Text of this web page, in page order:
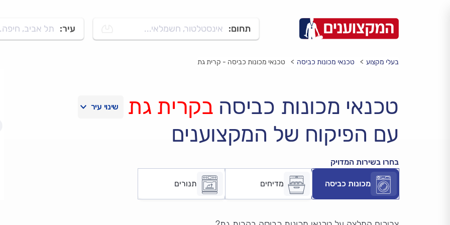
תחום: אינסטלטור, חשמלאי... עיר: תל אביב,
בעלי מקצוע טכנאי מכונות כביסה טכנאי מכונות כביסה - קרית גת
טכנאי מכונות כביסה בקרית גת
עם הפיקוח של המקצוענים
בחרו בשירות המדויק
מכונות כביסה מדיחים תנורים